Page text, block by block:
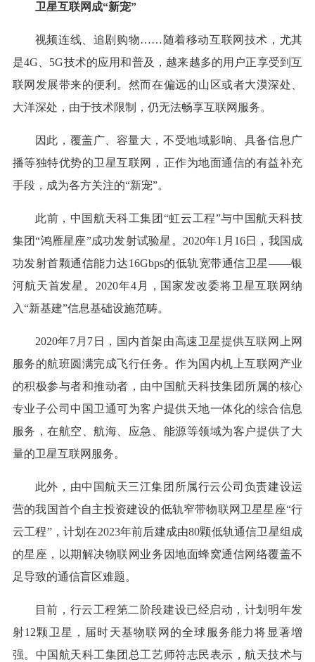
卫星互联网成“新宠”
视频连线、追剧购物……随着移动互联网技术，尤其
是4G、5G技术的应用和普及，越来越多的用户正享受到互
联网发展带来的便利。然而在偏远的山区或者大漠深处、
大洋深处，由于技术限制，仍无法畅享互联网服务。
因此，覆盖广、容量大，不受地域影响、具备信息广
播等独特优势的卫星互联网，正作为地面通信的有益补充
手段，成为各方关注的“新宠”。
此前，中国航天科工集团“虹云工程”与中国航天科技
集团“鸿雁星座”成功发射试验星。2020年1月16日，我国成
功发射首颗通信能力达16Gbps的低轨宽带通信卫星——银
河航天首发星。2020年4月，国家发改委将卫星互联网纳
入“新基建”信息基础设施范畴。
2020年7月7日，国内首架由高速卫星提供互联网上网
服务的航班圆满完成飞行任务。作为国内机上互联网产业
的积极参与者和推动者，由中国航天科技集团所属的核心
专业子公司中国卫通可为客户提供天地一体化的综合信息
服务，在航空、航海、应急、能源等领域为客户提供了大
量的卫星互联网服务。
此外，由中国航天三江集团所属行云公司负责建设运
营的我国首个自主投资建设的低轨窄带物联网卫星星座“行
云工程”，计划在2023年前后建成由80颗低轨通信卫星组成
的星座，以期解决物联网业务因地面蜂窝通信网络覆盖不
足导致的通信盲区难题。
目前，行云工程第二阶段建设已经启动，计划明年发
射12颗卫星，届时天基物联网的全球服务能力将显著增
强。中国航天科工集团总工艺师符志民表示，航天技术与